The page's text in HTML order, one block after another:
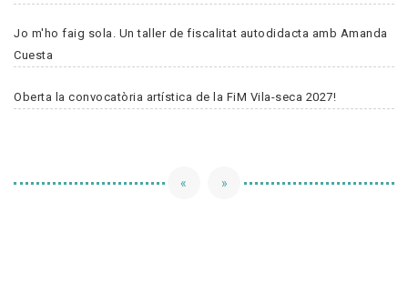
Jo m'ho faig sola. Un taller de fiscalitat autodidacta amb Amanda
Cuesta
Oberta la convocatòria artística de la FiM Vila-seca 2027!
« »